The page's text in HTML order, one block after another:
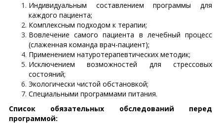
Индивидуальным составлением программы для
каждого пациента;
Комплексным подходом к терапии;
Вовлечение самого пациента в лечебный процесс
(слаженная команда врач-пациент);
Применением натуротерапевтических методик;
Исключением возможностей для стрессовых
состояний;
Экологически чистой обстановкой;
Специальными программами питания.
Список обязательных обследований перед
программой: